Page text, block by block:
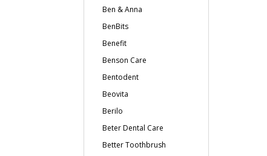
Ben & Anna
BenBits
Benefit
Benson Care
Bentodent
Beovita
Berilo
Beter Dental Care
Better Toothbrush